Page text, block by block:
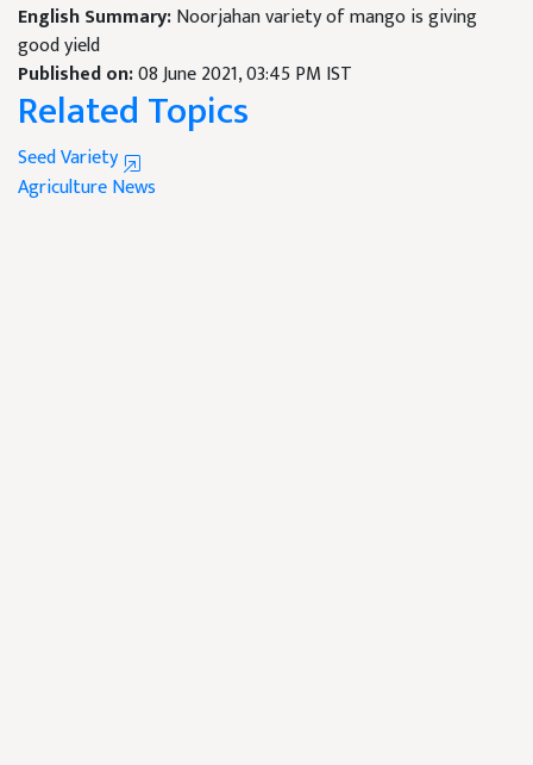
English Summary:Noorjahan variety of mango is giving
good yield
Published on:08 June 2021, 03:45 PM IST
Related Topics
Seed Variety
Agriculture News